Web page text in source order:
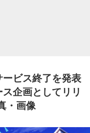
ビス終了を発表
企画としてリリ
・画像